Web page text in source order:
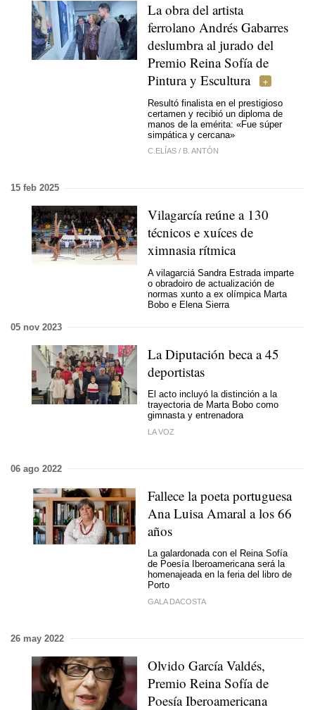
La obra del artista
ferrolano Andrés Gabarres
deslumbra al jurado del
Premio Reina Sofía de
Pintura y Escultura
Resultó finalista en el prestigioso
certamen y recibió un diploma de
manos de la emérita: «Fue súper
simpática y cercana»
C.ELÍAS / B. ANTÓN
15 feb 2025
Vilagarcía reúne a 130
técnicos e xuíces de
ximnasia rítmica
A vilagarciá Sandra Estrada imparte
o obradoiro de actualización de
normas xunto a ex olímpica Marta
Bobo e Elena Sierra
05 nov 2023
La Diputación beca a 45
deportistas
El acto incluyó la distinción a la
trayectoria de Marta Bobo como
gimnasta y entrenadora
LA VOZ
06 ago 2022
Fallece la poeta portuguesa
Ana Luisa Amaral a los 66
años
La galardonada con el Reina Sofía
de Poesía Iberoamericana será la
homenajeada en la feria del libro de
Porto
GALA DACOSTA
26 may 2022
Olvido García Valdés,
Premio Reina Sofía de
Poesía Iberoamericana